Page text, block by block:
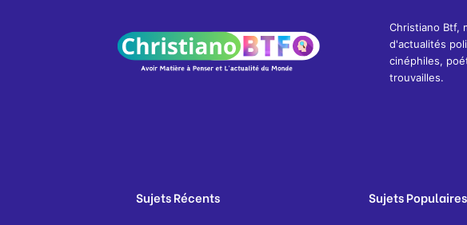
Christiano Btf,
d'actualités
cinéphiles,
trouvailles.
Sujets Récents Sujets Populaires